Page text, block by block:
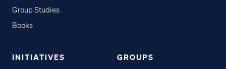
Group Studies
Books
INITIATIVES GROUPS